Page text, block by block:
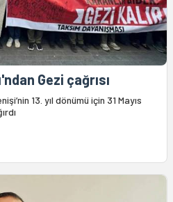
Gezi çağrısı
13. yıl dönümü için 31 Mayıs